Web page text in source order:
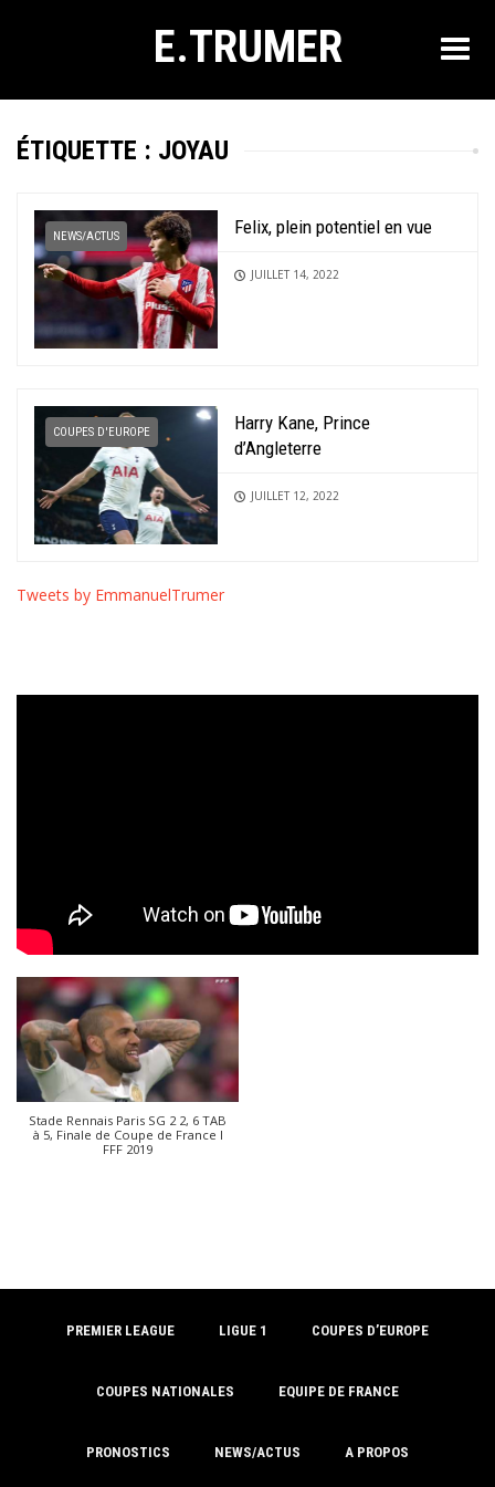
E.TRUMER
ÉTIQUETTE : JOYAU
NEWS/ACTUS Felix, plein potentiel en vue
JUILLET 14, 2022
COUPES D'EUROPE
Harry Kane, Prince
d’Angleterre
JUILLET 12, 2022
Tweets by EmmanuelTrumer
Stade Rennais Paris SG 2 2, 6 TAB
à 5, Finale de Coupe de France I
FFF 2019
PREMIER LEAGUE LIGUE 1 COUPES D’EUROPE
COUPES NATIONALES EQUIPE DE FRANCE
PRONOSTICS NEWS/ACTUS A PROPOS